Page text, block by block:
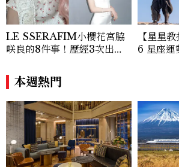
「玩咖懶人包」盤點類
角提供讀者最新話題、
品質生活旅遊靈感內容。 Contact：
LE SSERAFIM小櫻花宮脇
咲良的8件事！歷經3次出
王、靠「這招」養成17吋螞蟻
腰
【星星
6 星座運
本週熱門